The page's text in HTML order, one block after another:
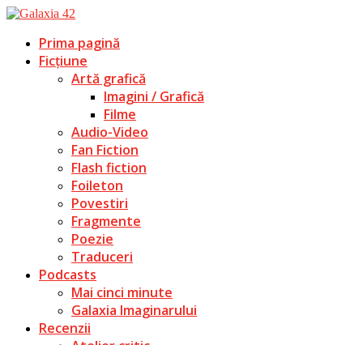
Prima pagină
Ficțiune
Artă grafică
Imagini / Grafică
Filme
Audio-Video
Fan Fiction
Flash fiction
Foileton
Povestiri
Fragmente
Poezie
Traduceri
Podcasts
Mai cinci minute
Galaxia Imaginarului
Recenzii